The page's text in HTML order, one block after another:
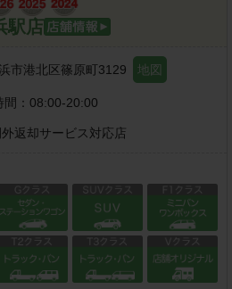
駅店
市港北区篠原町3129 地図
： 08:00-20:00
返却サービス対応店